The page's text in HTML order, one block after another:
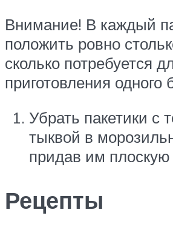
Внимание! В каждый
положить ровно
сколько потребуется
приготовления одного
Убрать пакетики с
тыквой в
придав им
Рецепты